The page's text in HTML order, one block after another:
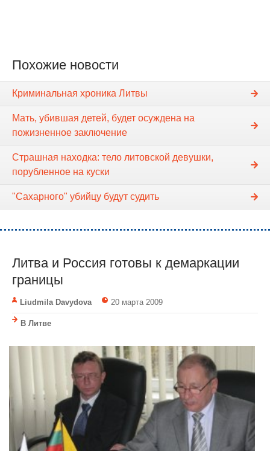
Похожие новости
Криминальная хроника Литвы
Мать, убившая детей, будет осуждена на
пожизненное заключение
Страшная находка: тело литовской девушки,
порубленное на куски
"Сахарного" убийцу будут судить
Литва и Россия готовы к демаркации
границы
Liudmila Davydova 20 марта 2009
В Литве